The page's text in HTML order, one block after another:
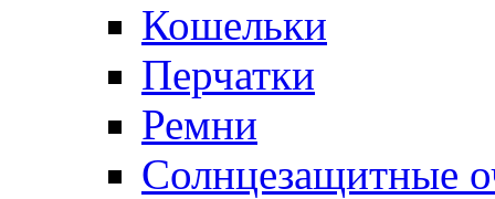
Кошельки
Перчатки
Ремни
Солнцезащитные